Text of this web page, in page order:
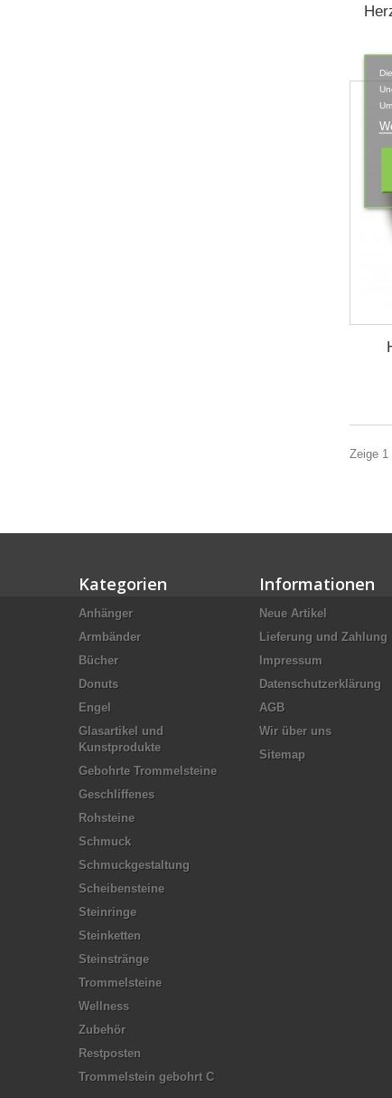
Zeige 1
Kategorien
Anhänger
Armbänder
Bücher
Donuts
Engel
Glasartikel und
Kunstprodukte
Gebohrte Trommelsteine
Geschliffenes
Rohsteine
Schmuck
Schmuckgestaltung
Scheibensteine
Steinringe
Steinketten
Steinstränge
Trommelsteine
Wellness
Zubehör
Restposten
Trommelstein gebohrt C
Informationen
Neue Artikel
Lieferung und Zahlung
Impressum
Datenschutzerklärung
AGB
Wir über uns
Sitemap